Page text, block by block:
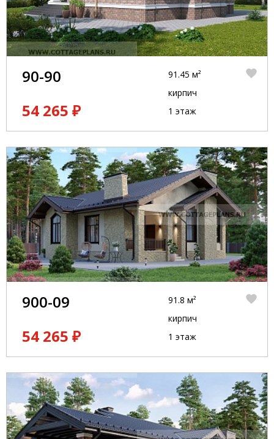
90-90
54 265 ₽
91.45 м²
кирпич
1 этаж
900-09
54 265 ₽
91.8 м²
кирпич
1 этаж